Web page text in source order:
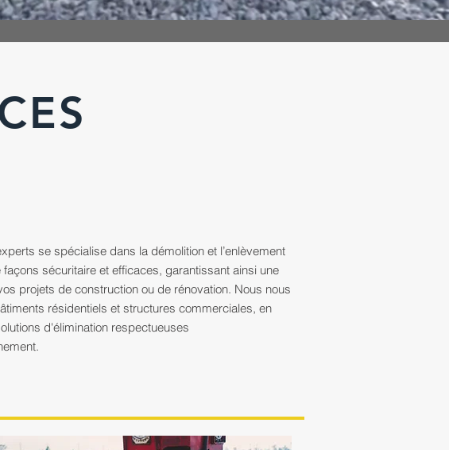
se spécialise dans la démolition et l’enlèvement
sécuritaire et efficaces, garantissant ainsi une
projets de construction ou de rénovation. Nous nous
résidentiels et structures commerciales, en
d'élimination respectueuses